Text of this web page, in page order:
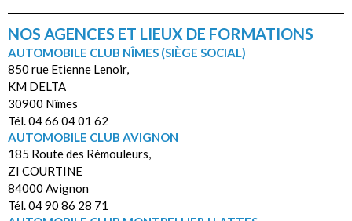
NOS AGENCES ET LIEUX DE FORMATIONS
AUTOMOBILE CLUB NÎMES (SIÈGE SOCIAL)
850 rue Etienne Lenoir,
KM DELTA
30900 Nîmes
Tél. 04 66 04 01 62
AUTOMOBILE CLUB AVIGNON
185 Route des Rémouleurs,
ZI COURTINE
84000 Avignon
Tél. 04 90 86 28 71